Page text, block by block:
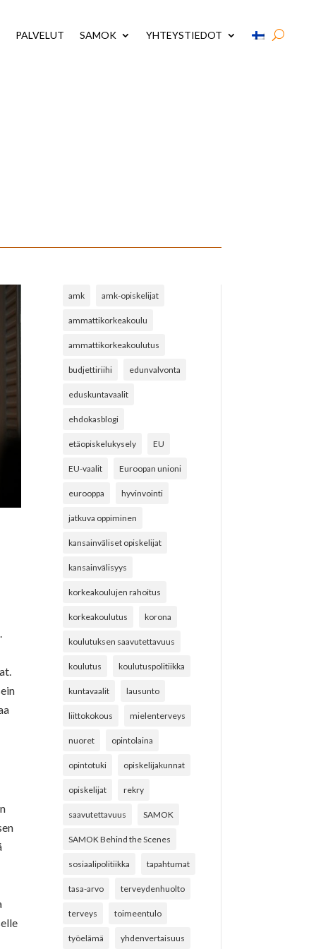
PALVELUT SAMOK YHTEYSTIEDOT
amk amk-opiskelijat
ammattikorkeakoulu
ammattikorkeakoulutus
budjettiriihi edunvalvonta
eduskuntavaalit
ehdokasblogi
etäopiskelukysely EU
EU-vaalit Euroopan unioni
eurooppa hyvinvointi
jatkuva oppiminen
kansainväliset opiskelijat
kansainvälisyys
korkeakoulujen rahoitus
korkeakoulutus korona
koulutuksen saavutettavuus
koulutus koulutuspolitiikka
kuntavaalit lausunto
liittokokous mielenterveys
nuoret opintolaina
opintotuki opiskelijakunnat
opiskelijat rekry
saavutettavuus SAMOK
SAMOK Behind the Scenes
sosiaalipolitiikka tapahtumat
tasa-arvo terveydenhuolto
terveys toimeentulo
työelämä yhdenvertaisuus